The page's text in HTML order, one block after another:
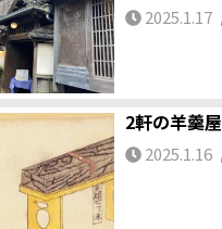
2025.1.17
2軒の羊羹屋
2025.1.16